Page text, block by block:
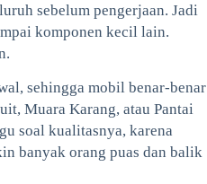
sebelum pengerjaan. Jadi
komponen kecil lain.
sehingga mobil benar-benar
Muara Karang, atau Pantai
soal kualitasnya, karena
banyak orang puas dan balik